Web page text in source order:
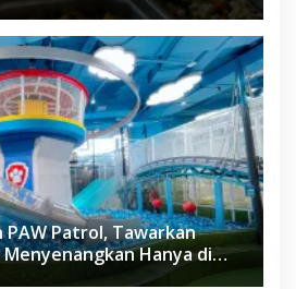
Patrol, Tawarkan
Hanya di